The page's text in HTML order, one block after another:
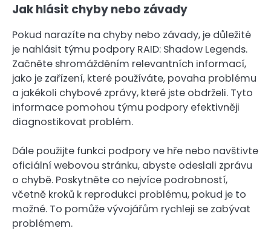
Jak hlásit chyby nebo závady
Pokud narazíte na chyby nebo závady, je důležité
je nahlásit týmu podpory RAID: Shadow Legends.
Začněte shromážděním relevantních informací,
jako je zařízení, které používáte, povaha problému
a jakékoli chybové zprávy, které jste obdrželi. Tyto
informace pomohou týmu podpory efektivněji
diagnostikovat problém.
Dále použijte funkci podpory ve hře nebo navštivte
oficiální webovou stránku, abyste odeslali zprávu
o chybě. Poskytněte co nejvíce podrobností,
včetně kroků k reprodukci problému, pokud je to
možné. To pomůže vývojářům rychleji se zabývat
problémem.